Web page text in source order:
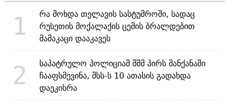
1
რა მოხდა თელავის სასტუმროში, სადაც
რუსეთის მოქალაქის ცემის ბრალდებით
მამაკაცი დააკავეს
2
საპატრულო პოლიციამ შშმ პირს მანქანაში
ჩააფსმევინა, შსს-ს 10 ათასის გადახდა
დაეკისრა